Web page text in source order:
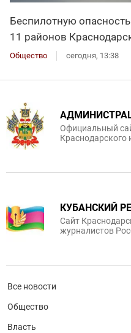
Беспилотную
11 районов
Общество сегодня, 13:38
Официальный
Краснодарского
КУБАНСКИЙ
Сайт
журналистов
Все новости
Общество
Власть